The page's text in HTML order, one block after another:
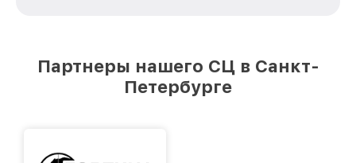
лучшим сервисным центром FLIR в городе
Санкт-Петербурге, постоянно повышая
Партнеры нашего СЦ в Санкт-
Петербурге